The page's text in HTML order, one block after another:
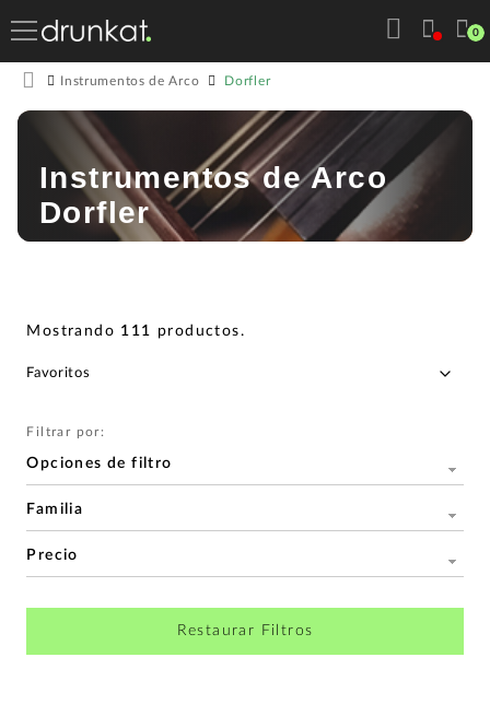
0
Instrumentos de Arco Dorfler
Instrumentos de Arco
Dorfler
Mostrando 111 productos.
Filtrar por:
Opciones de filtro
Familia
Precio
Restaurar Filtros